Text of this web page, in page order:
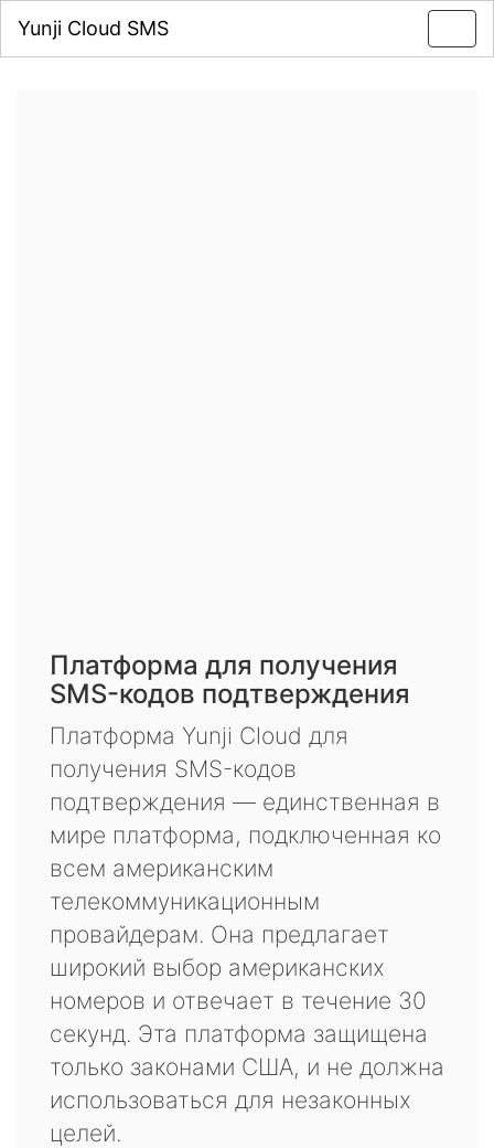
Yunji Cloud SMS
Платформа для получения
SMS-кодов подтверждения
Платформа Yunji Cloud для
получения SMS-кодов
подтверждения — единственная в
мире платформа, подключенная ко
всем американским
телекоммуникационным
провайдерам. Она предлагает
широкий выбор американских
номеров и отвечает в течение 30
секунд. Эта платформа защищена
только законами США, и не должна
использоваться для незаконных
целей.